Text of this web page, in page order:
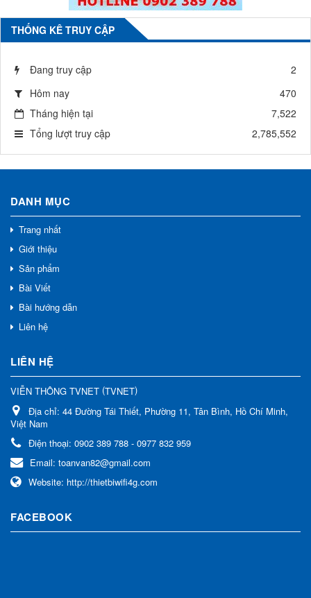
THỐNG KÊ TRUY CẬP
Đang truy cập
2
Hôm nay
470
Tháng hiện tại
7,522
Tổng lượt truy cập
2,785,552
DANH MỤC
Trang nhất
Giới thiệu
Sản phẩm
Bài Viết
Bài hướng dẫn
Liên hệ
LIÊN HỆ
VIỄN THÔNG TVNET (TVNET)
Địa chỉ: 44 Đường Tái Thiết, Phường 11, Tân Bình, Hồ Chí Minh,
Việt Nam
Điện thoại: 0902 389 788 - 0977 832 959
Email: toanvan82@gmail.com
Website: http://thietbiwifi4g.com
FACEBOOK